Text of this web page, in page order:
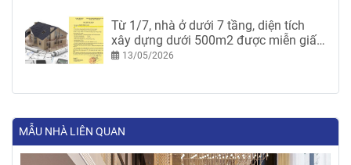
Từ 1/7, nhà ở dưới 7 tầng, diện tích
xây dựng dưới 500m2 được miễn giấy
phép xây dựng
13/05/2026
MẪU NHÀ LIÊN QUAN